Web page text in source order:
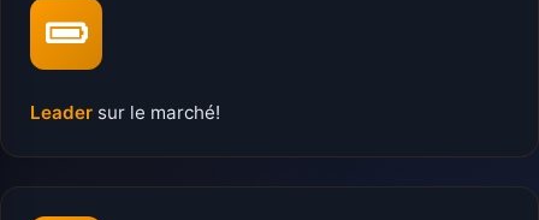
Leader sur le marché!